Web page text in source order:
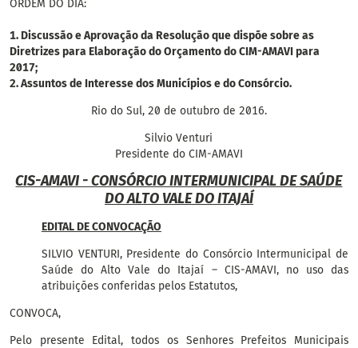
ORDEM DO DIA:
1. Discussão e Aprovação da Resolução que dispõe sobre as
Diretrizes para Elaboração do Orçamento do CIM-AMAVI para
2017;
2. Assuntos de Interesse dos Municípios e do Consórcio.
Rio do Sul, 20 de outubro de 2016.
Silvio Venturi
Presidente do CIM-AMAVI
CIS-AMAVI - CONSÓRCIO INTERMUNICIPAL DE SAÚDE
DO ALTO VALE DO ITAJAÍ
EDITAL DE CONVOCAÇÃO
SILVIO VENTURI, Presidente do Consórcio Intermunicipal de
Saúde do Alto Vale do Itajaí – CIS-AMAVI, no uso das
atribuições conferidas pelos Estatutos,
CONVOCA,
Pelo presente Edital, todos os Senhores Prefeitos Municipais